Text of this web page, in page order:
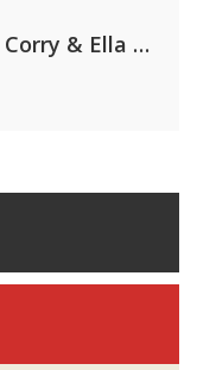
Nathan Dawe, Joel Corry & Ella Henderson